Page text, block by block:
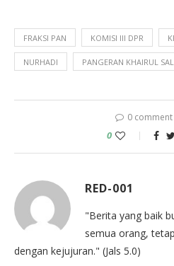
FRAKSI PAN KOMISI III DPR
NURHADI PANGERAN KHAIRUL
0 comment
0
RED-001
"Berita yang baik
semua orang,
dengan kejujuran." (Jals 5.0)